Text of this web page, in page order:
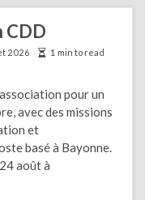
CDD
2026 1 min to read
pour un
avec des missions
et
basé à Bayonne.
août à